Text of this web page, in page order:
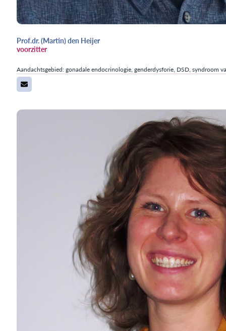
Prof.dr. (Martin) den Heijer
voorzitter
Aandachtsgebied: gonadale endocrinologie, genderdysforie, DSD, syndroom